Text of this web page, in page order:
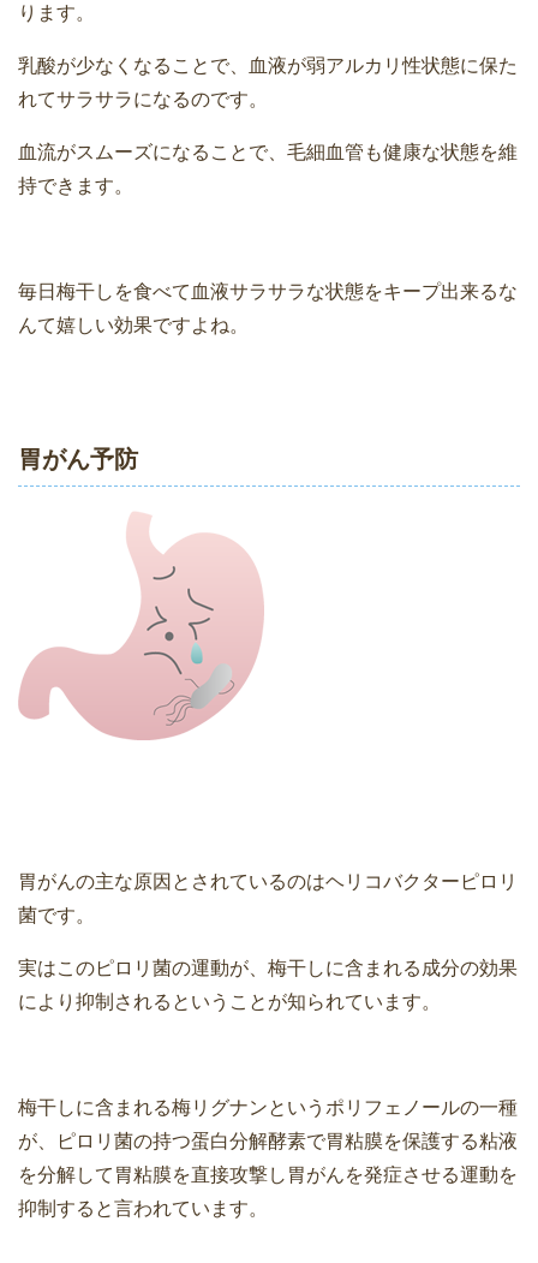
ります。
乳酸が少なくなることで、血液が弱アルカリ性状態に保た
れてサラサラになるのです。
血流がスムーズになることで、毛細血管も健康な状態を維
持できます。
毎日梅干しを食べて血液サラサラな状態をキープ出来るな
んて嬉しい効果ですよね。
胃がん予防
胃がんの主な原因とされているのはヘリコバクターピロリ
菌です。
実はこのピロリ菌の運動が、梅干しに含まれる成分の効果
により抑制されるということが知られています。
梅干しに含まれる梅リグナンというポリフェノールの一種
が、ピロリ菌の持つ蛋白分解酵素で胃粘膜を保護する粘液
を分解して胃粘膜を直接攻撃し胃がんを発症させる運動を
抑制すると言われています。